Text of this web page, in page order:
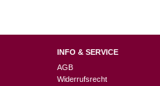
INFO & SERVICE
AGB
Widerrufsrecht